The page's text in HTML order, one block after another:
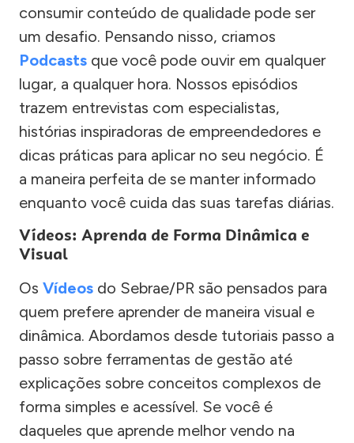
consumir conteúdo de qualidade pode ser
um desafio. Pensando nisso, criamos
Podcasts que você pode ouvir em qualquer
lugar, a qualquer hora. Nossos episódios
trazem entrevistas com especialistas,
histórias inspiradoras de empreendedores e
dicas práticas para aplicar no seu negócio. É
a maneira perfeita de se manter informado
enquanto você cuida das suas tarefas diárias.
Vídeos: Aprenda de Forma Dinâmica e
Visual
Os Vídeos do Sebrae/PR são pensados para
quem prefere aprender de maneira visual e
dinâmica. Abordamos desde tutoriais passo a
passo sobre ferramentas de gestão até
explicações sobre conceitos complexos de
forma simples e acessível. Se você é
daqueles que aprende melhor vendo na